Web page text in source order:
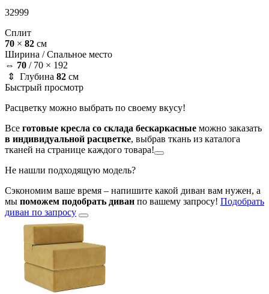
32999
Сплит
70 × 82 см
Ширина /Спальное место
⇔ 70 / 70 × 192
⇕ Глубина 82 см
Быстрый просмотр
Расцветку можно выбрать по своему вкусу!
Все готовые кресла со склада бескаркасные можно заказать
в индивидуальной расцветке, выбрав ткань из каталога
тканей на странице каждого товара!
Не нашли подходящую модель?
Сэкономим ваше время – напишите какой диван вам нужен, а
мы поможем подобрать диван по вашему запросу! Подобрать
диван по запросу